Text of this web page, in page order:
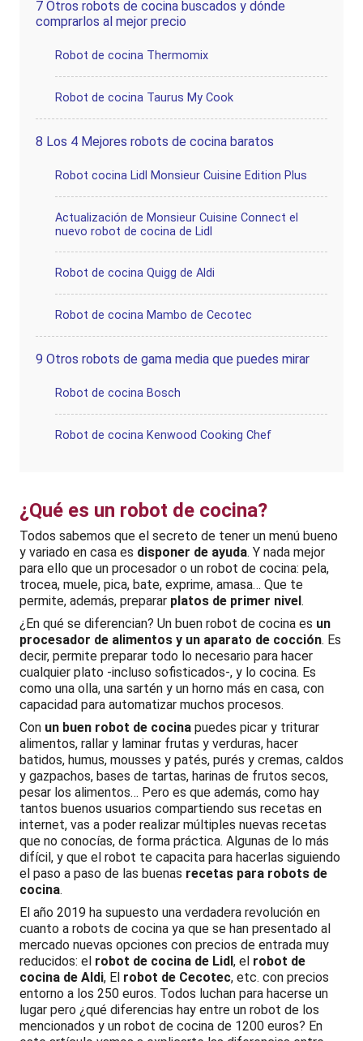
7 Otros robots de cocina buscados y dónde
comprarlos al mejor precio
Robot de cocina Thermomix
Robot de cocina Taurus My Cook
8 Los 4 Mejores robots de cocina baratos
Robot cocina Lidl Monsieur Cuisine Edition Plus
Actualización de Monsieur Cuisine Connect el
nuevo robot de cocina de Lidl
Robot de cocina Quigg de Aldi
Robot de cocina Mambo de Cecotec
9 Otros robots de gama media que puedes mirar
Robot de cocina Bosch
Robot de cocina Kenwood Cooking Chef
¿Qué es un robot de cocina?
Todos sabemos que el secreto de tener un menú bueno
y variado en casa es disponer de ayuda. Y nada mejor
para ello que un procesador o un robot de cocina: pela,
trocea, muele, pica, bate, exprime, amasa… Que te
permite, además, preparar platos de primer nivel.
¿En qué se diferencian? Un buen robot de cocina es un
procesador de alimentos y un aparato de cocción. Es
decir, permite preparar todo lo necesario para hacer
cualquier plato -incluso sofisticados-, y lo cocina. Es
como una olla, una sartén y un horno más en casa, con
capacidad para automatizar muchos procesos.
Con un buen robot de cocina puedes picar y triturar
alimentos, rallar y laminar frutas y verduras, hacer
batidos, humus, mousses y patés, purés y cremas, caldos
y gazpachos, bases de tartas, harinas de frutos secos,
pesar los alimentos… Pero es que además, como hay
tantos buenos usuarios compartiendo sus recetas en
internet, vas a poder realizar múltiples nuevas recetas
que no conocías, de forma práctica. Algunas de lo más
difícil, y que el robot te capacita para hacerlas siguiendo
el paso a paso de las buenas recetas para robots de
cocina.
El año 2019 ha supuesto una verdadera revolución en
cuanto a robots de cocina ya que se han presentado al
mercado nuevas opciones con precios de entrada muy
reducidos: el robot de cocina de Lidl, el robot de
cocina de Aldi, El robot de Cecotec, etc. con precios
entorno a los 250 euros. Todos luchan para hacerse un
lugar pero ¿qué diferencias hay entre un robot de los
mencionados y un robot de cocina de 1200 euros? En